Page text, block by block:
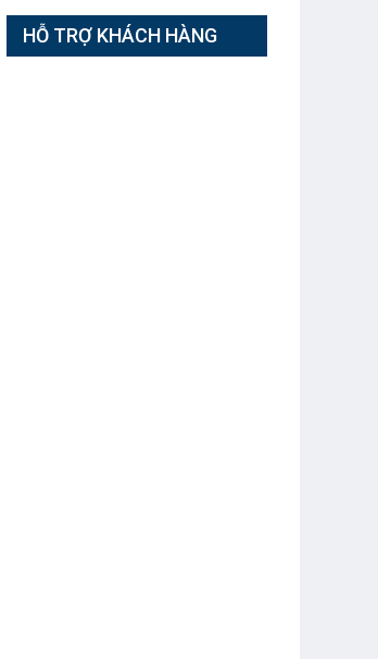
HỖ TRỢ KHÁCH HÀNG